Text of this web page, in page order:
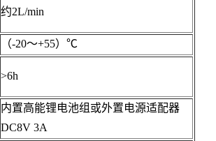
约2L/min
（-20～+55）℃
>6h
内置高能锂电池组或外置电源适配器
DC8V 3A